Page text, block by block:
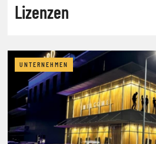
Lizenzen
UNTERNEHMEN